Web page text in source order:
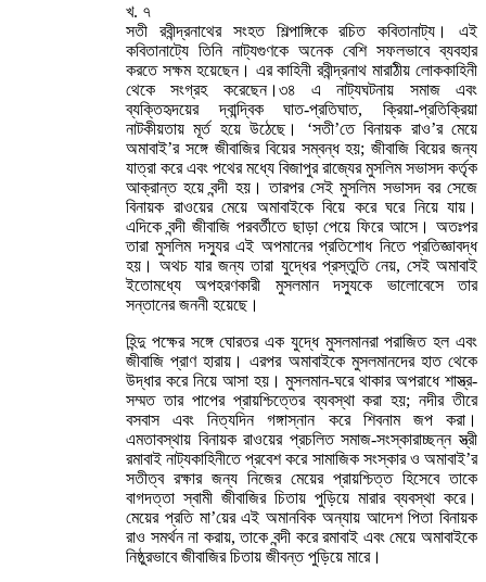
খ. ৭
সতী রবীন্দ্রনাথের সংহত শিল্পাঙ্গিকে রচিত কবিতানাট্য। এই
কবিতানাট্যে তিনি নাট্যগুণকে অনেক বেশি সফলভাবে ব্যবহার
করতে সক্ষম হয়েছেন। এর কাহিনী রবীন্দ্রনাথ মারাঠীয় লোককাহিনী
থেকে সংগ্রহ করেছেন।৩৪ এ নাট্যঘটনায় সমাজ এবং
ব্যক্তিহৃদয়ের দ্বান্দ্বিক ঘাত-প্রতিঘাত, ক্রিয়া-প্রতিক্রিয়া
নাটকীয়তায় মূর্ত হয়ে উঠেছে। ‘সতী’তে বিনায়ক রাও’র মেয়ে
অমাবাই’র সঙ্গে জীবাজির বিয়ের সম্বন্ধ হয়; জীবাজি বিয়ের জন্য
যাত্রা করে এবং পথের মধ্যে বিজাপুর রাজ্যের মুসলিম সভাসদ কর্তৃক
আক্রান্ত হয়ে বন্দী হয়। তারপর সেই মুসলিম সভাসদ বর সেজে
বিনায়ক রাওয়ের মেয়ে অমাবাইকে বিয়ে করে ঘরে নিয়ে যায়।
এদিকে বন্দী জীবাজি পরবর্তীতে ছাড়া পেয়ে ফিরে আসে। অতঃপর
তারা মুসলিম দস্যুর এই অপমানের প্রতিশোধ নিতে প্রতিজ্ঞাবদ্ধ
হয়। অথচ যার জন্য তারা যুদ্ধের প্রস্তুতি নেয়, সেই অমাবাই
ইতোমধ্যে অপহরণকারী মুসলমান দস্যুকে ভালোবেসে তার
সন্তানের জননী হয়েছে।
হিন্দু পক্ষের সঙ্গে ঘোরতর এক যুদ্ধে মুসলমানরা পরাজিত হল এবং
জীবাজি প্রাণ হারায়। এরপর অমাবাইকে মুসলমানদের হাত থেকে
উদ্ধার করে নিয়ে আসা হয়। মুসলমান-ঘরে থাকার অপরাধে শাস্ত্র-
সম্মত তার পাপের প্রায়শ্চিত্তের ব্যবস্থা করা হয়; নদীর তীরে
বসবাস এবং নিত্যদিন গঙ্গাস্নান করে শিবনাম জপ করা।
এমতাবস্থায় বিনায়ক রাওয়ের প্রচলিত সমাজ-সংস্কারাচ্ছন্ন স্ত্রী
রমাবাই নাট্যকাহিনীতে প্রবেশ করে সামাজিক সংস্কার ও অমাবাই’র
সতীত্ব রক্ষার জন্য নিজের মেয়ের প্রায়শ্চিত্ত হিসেবে তাকে
বাগদত্তা স্বামী জীবাজির চিতায় পুড়িয়ে মারার ব্যবস্থা করে।
মেয়ের প্রতি মা’য়ের এই অমানবিক অন্যায় আদেশ পিতা বিনায়ক
রাও সমর্থন না করায়, তাকে বন্দী করে রমাবাই এবং মেয়ে অমাবাইকে
নিষ্ঠুরভাবে জীবাজির চিতায় জীবন্ত পুড়িয়ে মারে।